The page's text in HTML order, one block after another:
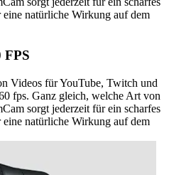
natürliche Wirkung auf dem
Videos für YouTube, Twitch und
fps. Ganz gleich, welche Art von
sorgt jederzeit für ein scharfes
natürliche Wirkung auf dem